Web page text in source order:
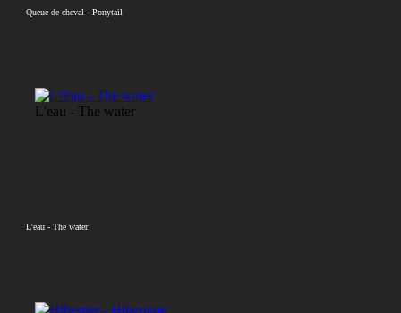
Queue de cheval - Ponytail
L'eau - The water
L'eau - The water